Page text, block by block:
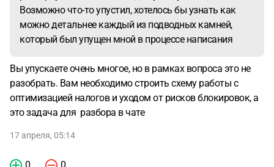
Возможно что-то упустил, хотелось бы узнать как
можно детальнее каждый из подводных камней,
который был упущен мной в процессе написания
Вы упускаете очень многое, но в рамках вопроса это не
разобрать. Вам необходимо строить схему работы с
оптимизацией налогов и уходом от рисков блокировок, а
это задача для разбора в чате
17 апреля, 05:14